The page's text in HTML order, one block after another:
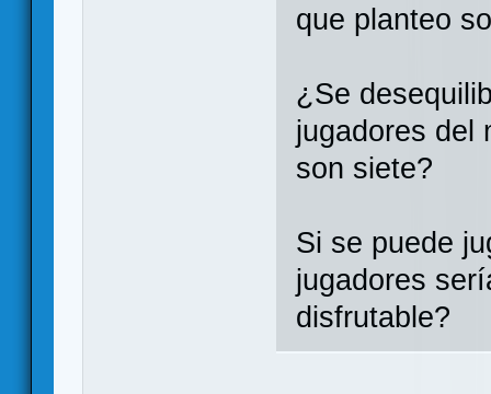
que planteo
¿Se
jugadores del
son siete?
Si se puede
jugadores
disfrutable?